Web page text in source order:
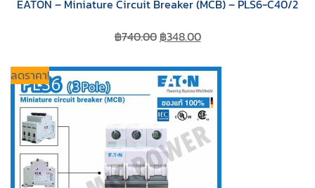
EATON – Miniature Circuit Breaker (MCB) – PLS6-C40/2
฿740.00 Original
was:
฿740.00.
฿348.00Current
is:
฿348.00.
ลดราคา!